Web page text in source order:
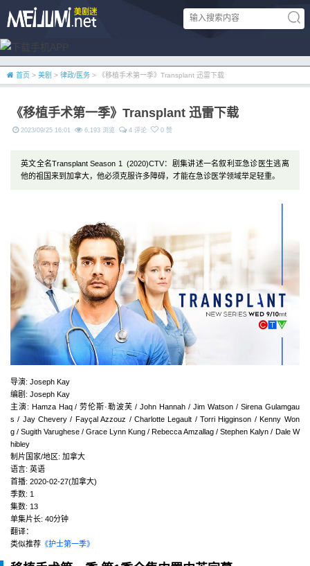
首页 > 美剧 > 律政/医务 > 《移植手术第一季》Transplant 迅雷下载
《移植手术第一季》Transplant 迅雷下载
2023/09/25 16:01 6,193 浏览 4 评论 0 赞
英文全名Transplant Season 1 (2020)CTV：剧集讲述一名叙利亚急诊医生逃离
他的祖国来到加拿大，他必须克服许多障碍，才能在急诊医学领域举足轻重。
导演: Joseph Kay
编剧 : Joseph Kay
主演: Hamza Haq / 劳伦斯·勒波芙 / John Hannah / Jim Watson / Sirena Gulamgau
s / Jay Chevery / Fayçal Azzouz / Charlotte Legault / Torri Higginson / Kenny Won
g / Sugith Varughese / Grace Lynn Kung / Rebecca Amzallag / Stephen Kalyn / Dale W
hibley
制片国家/地区: 加拿大
语言: 英语
首播: 2020-02-27(加拿大)
季数: 1
集数: 13
单集片长: 40分钟
翻译：
类似推荐 《护士第一季》